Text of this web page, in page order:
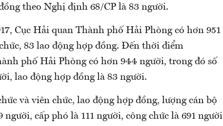
theo Nghị định 68/CP là 83 người.
Cục Hải quan Thành phố Hải Phòng có hơn 951
83 lao động hợp đồng. Đến thời điểm
phố Hải Phòng có hơn 944 người, trong đó số
lao động hợp đồng là 83 người.
và viên chức, lao động hợp đồng, lượng cán bộ
cấp phó là 111 người, công chức là 691 người